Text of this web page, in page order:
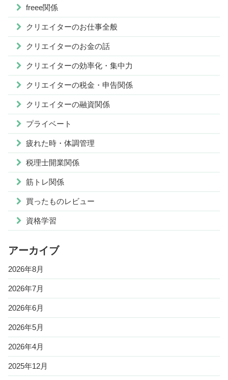
freee関係
クリエイターのお仕事全般
クリエイターのお金の話
クリエイターの効率化・集中力
クリエイターの税金・申告関係
クリエイターの融資関係
プライベート
疲れた時・体調管理
税理士開業関係
筋トレ関係
買ったものレビュー
資格学習
アーカイブ
2026年8月
2026年7月
2026年6月
2026年5月
2026年4月
2025年12月